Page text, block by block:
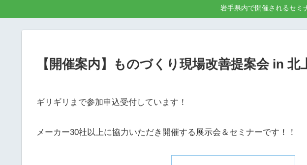
岩手県内で開催されるセミ
【開催案内】ものづくり現場改善提案会 in 北
ギリギリまで参加申込受付しています！
メーカー30社以上に協力いただき開催する展示会＆セミナーです！！